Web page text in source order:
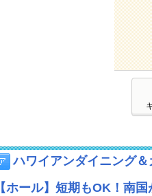
ハワイアンダイニング
【ホール】短期もOK！南